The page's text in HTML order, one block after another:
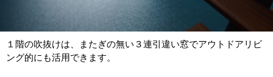
１階の吹抜けは、またぎの無い３連引違い窓でアウトドアリビ
ング的にも活用できます。